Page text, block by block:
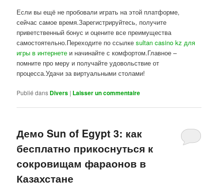
Если вы ещё не пробовали играть на этой платформе,
сейчас самое время.Зарегистрируйтесь, получите
приветственный бонус и оцените все преимущества
самостоятельно.Переходите по ссылкеsultan casino kz для
игры в интернете и начинайте с комфортом.Главное –
помните про меру и получайте удовольствие от
процесса.Удачи за виртуальными столами!
Publié dans Divers | Laisser un commentaire
Демо Sun of Egypt 3: как
бесплатно прикоснуться к
сокровищам фараонов в
Казахстане